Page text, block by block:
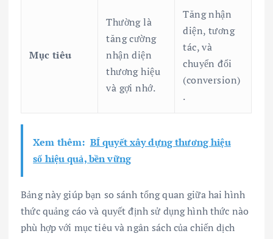
Mục tiêu
Thường là
tăng cường
nhận diện
thương hiệu
và gợi nhớ.
Tăng nhận
diện, tương
tác, và
chuyển đổi
(conversion)
.
Xem thêm: BÍ quyết xây dựng thương hiệu
số hiệu quả, bền vững
Bảng này giúp bạn so sánh tổng quan giữa hai hình
thức quảng cáo và quyết định sử dụng hình thức nào
phù hợp với mục tiêu và ngân sách của chiến dịch